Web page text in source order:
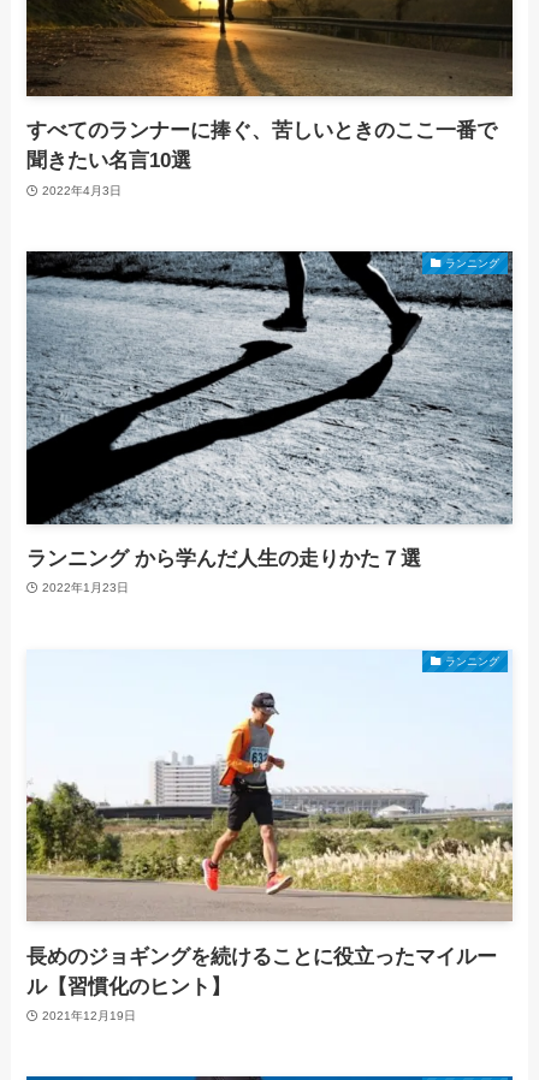
すべてのランナーに捧ぐ、苦しいときのここ一番で
聞きたい名言10選
2022年4月3日
ランニング
ランニング から学んだ人生の走りかた７選
2022年1月23日
ランニング
長めのジョギングを続けることに役立ったマイルー
ル【習慣化のヒント】
2021年12月19日